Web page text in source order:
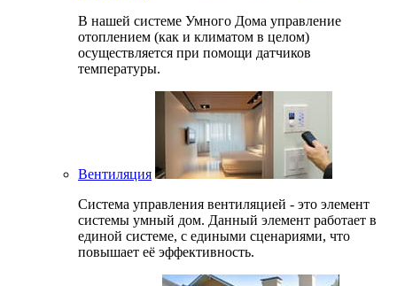
В нашей системе Умного Дома управление
отоплением (как и климатом в целом)
осуществляется при помощи датчиков
температуры.
Вентиляция
Система управления вентиляцией - это элемент
системы умный дом. Данный элемент работает в
единой системе, с едиными сценариями, что
повышает её эффективность.